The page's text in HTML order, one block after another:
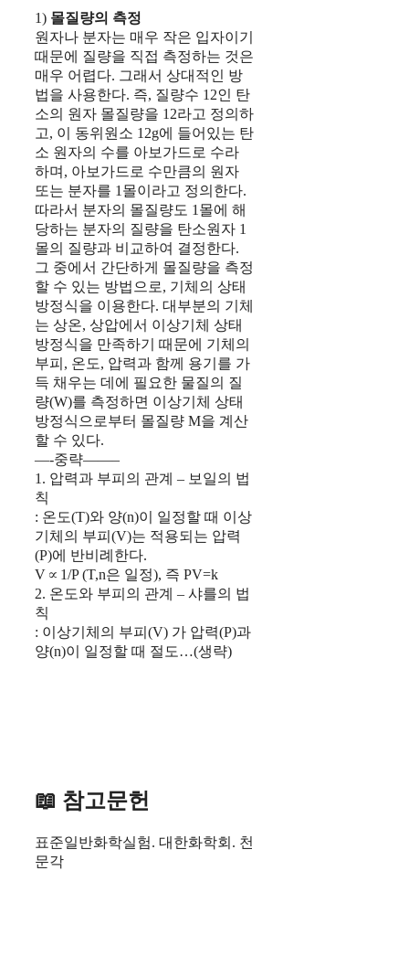
1) 몰질량의 측정
원자나 분자는 매우 작은 입자이기
때문에 질량을 직접 측정하는 것은
매우 어렵다. 그래서 상대적인 방
법을 사용한다. 즉, 질량수 12인 탄
소의 원자 몰질량을 12라고 정의하
고, 이 동위원소 12g에 들어있는 탄
소 원자의 수를 아보가드로 수라
하며, 아보가드로 수만큼의 원자
또는 분자를 1몰이라고 정의한다.
따라서 분자의 몰질량도 1몰에 해
당하는 분자의 질량을 탄소원자 1
몰의 질량과 비교하여 결정한다.
그 중에서 간단하게 몰질량을 측정
할 수 있는 방법으로, 기체의 상태
방정식을 이용한다. 대부분의 기체
는 상온, 상압에서 이상기체 상태
방정식을 만족하기 때문에 기체의
부피, 온도, 압력과 함께 용기를 가
득 채우는 데에 필요한 물질의 질
량(W)를 측정하면 이상기체 상태
방정식으로부터 몰질량 M을 계산
할 수 있다.
—-중략——–
1. 압력과 부피의 관계 – 보일의 법
칙
: 온도(T)와 양(n)이 일정할 때 이상
기체의 부피(V)는 적용되는 압력
(P)에 반비례한다.
V∝1/P (T,n은 일정), 즉 PV=k
2. 온도와 부피의 관계 – 샤를의 법
칙
: 이상기체의 부피(V) 가 압력(P)과
양(n)이 일정할 때 절도…(생략)
📖 참고문헌
표준일반화학실험. 대한화학회. 천
문각